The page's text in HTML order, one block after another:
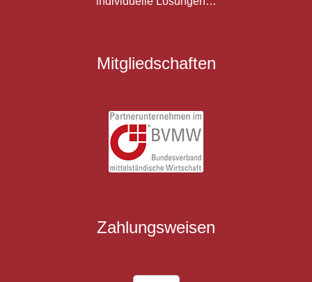
Mitgliedschaften
Zahlungsweisen